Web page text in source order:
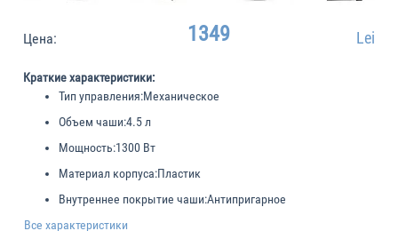
Цена: 1349 Lei
Краткие характеристики:
Тип управления:Механическое
Объем чаши:4.5 л
Мощность:1300 Вт
Материал корпуса:Пластик
Внутреннее покрытие чаши:Антипригарное
Все характеристики